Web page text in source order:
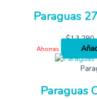
Paraguas
$13,290
Ahorras
Paraguas